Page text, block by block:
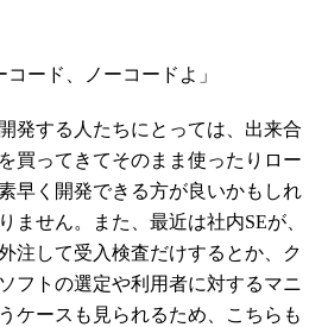
ード、ノーコードよ」
発する人たちにとっては、出来合
買ってきてそのまま使ったりロー
早く開発できる方が良いかもしれ
ません。また、最近は社内SEが、
注して受入検査だけするとか、ク
フトの選定や利用者に対するマニ
ケースも見られるため、こちらも